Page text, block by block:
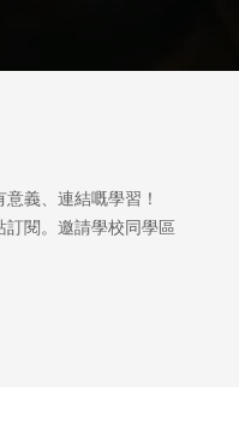
義、連結嘅學習！
閱。邀請學校同學區